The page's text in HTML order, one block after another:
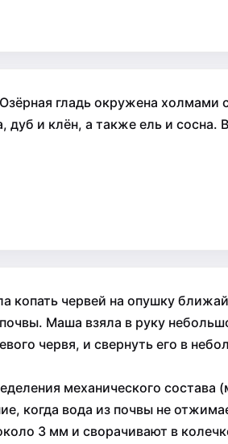
гладь окружена
и клён, а также ель и сосна.
копать червей на опушку
Маша взяла в руку
червя, и свернуть его в
механического состава
когда вода из почвы не
3 мм и сворачивают в